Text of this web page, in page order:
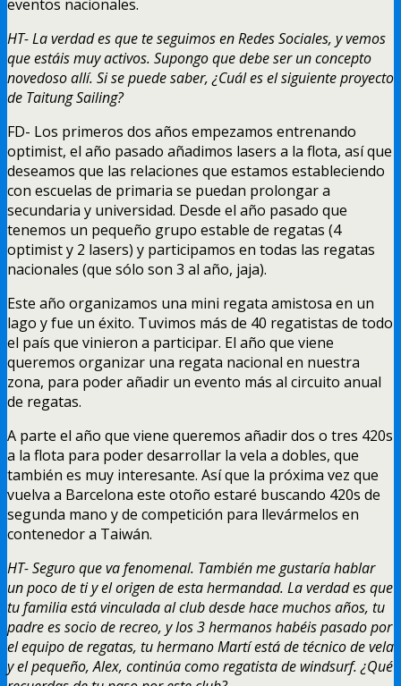
eventos nacionales.
HT- La verdad es que te seguimos en Redes Sociales, y vemos
que estáis muy activos. Supongo que debe ser un concepto
novedoso allí. Si se puede saber, ¿Cuál es el siguiente proyecto
de Taitung Sailing?
FD- Los primeros dos años empezamos entrenando
optimist, el año pasado añadimos lasers a la flota, así que
deseamos que las relaciones que estamos estableciendo
con escuelas de primaria se puedan prolongar a
secundaria y universidad. Desde el año pasado que
tenemos un pequeño grupo estable de regatas (4
optimist y 2 lasers) y participamos en todas las regatas
nacionales (que sólo son 3 al año, jaja).
Este año organizamos una mini regata amistosa en un
lago y fue un éxito. Tuvimos más de 40 regatistas de todo
el país que vinieron a participar. El año que viene
queremos organizar una regata nacional en nuestra
zona, para poder añadir un evento más al circuito anual
de regatas.
A parte el año que viene queremos añadir dos o tres 420s
a la flota para poder desarrollar la vela a dobles, que
también es muy interesante. Así que la próxima vez que
vuelva a Barcelona este otoño estaré buscando 420s de
segunda mano y de competición para llevármelos en
contenedor a Taiwán.
HT- Seguro que va fenomenal. También me gustaría hablar
un poco de ti y el origen de esta hermandad. La verdad es que
tu familia está vinculada al club desde hace muchos años, tu
padre es socio de recreo, y los 3 hermanos habéis pasado por
el equipo de regatas, tu hermano Martí está de técnico de vela
y el pequeño, Alex, continúa como regatista de windsurf. ¿Qué